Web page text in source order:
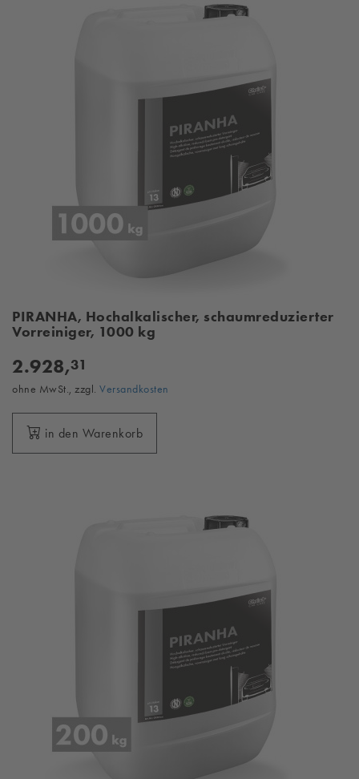
PIRANHA, Hochalkalischer, schaumreduzierter
Vorreiniger, 1000 kg
2.928,31
ohne MwSt., zzgl. Versandkosten
in den Warenkorb